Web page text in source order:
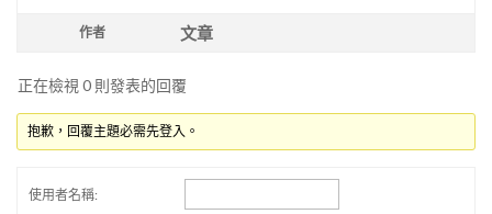
作者 文章
正在檢視 0 則發表的回覆
抱歉，回覆主題必需先登入。
使用者名稱: